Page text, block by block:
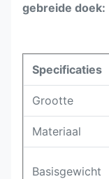
gebreide doek:
Specificaties
Grootte
Materiaal
Basisgewicht